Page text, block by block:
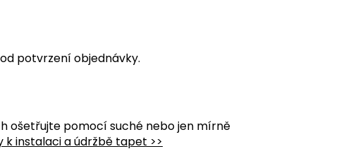
potvrzení objednávky.
ošetřujte pomocí suché nebo jen mírně
k instalaci a údržbě tapet >>